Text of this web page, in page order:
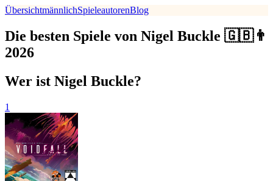
ÜbersichtmännlichSpieleautorenBlog
Die besten Spiele von Nigel Buckle 🇬🇧👨
2026
Wer ist Nigel Buckle?
1